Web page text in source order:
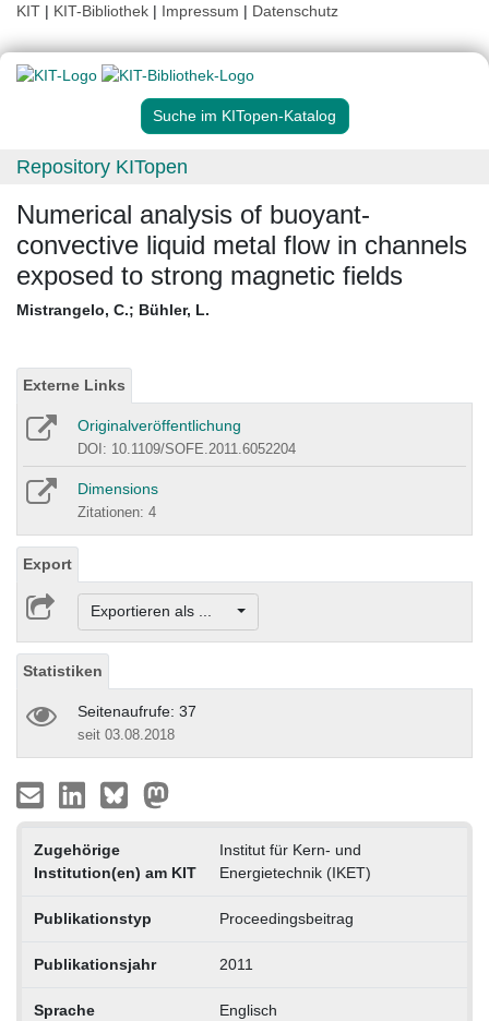
KIT | KIT-Bibliothek | Impressum | Datenschutz
Suche im KITopen-Katalog
Repository KITopen
Numerical analysis of buoyant-
convective liquid metal flow in channels
exposed to strong magnetic fields
Mistrangelo, C.; Bühler, L.
Externe Links
Originalveröffentlichung
DOI: 10.1109/SOFE.2011.6052204
Dimensions
Zitationen: 4
Export
Exportieren als ...
Statistiken
Seitenaufrufe: 37
seit 03.08.2018
Zugehörige
Institution(en) am KIT
Institut für Kern- und
Energietechnik (IKET)
Publikationstyp Proceedingsbeitrag
Publikationsjahr 2011
Sprache Englisch